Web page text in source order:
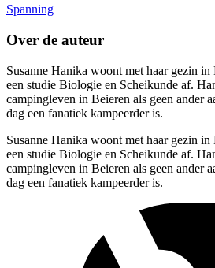
Spanning
Over de auteur
Susanne Hanika woont met haar gezin in
een studie Biologie en Scheikunde af.
campingleven in Beieren als geen ander
dag een fanatiek kampeerder is.
Susanne Hanika woont met haar gezin in
een studie Biologie en Scheikunde af.
campingleven in Beieren als geen ander
dag een fanatiek kampeerder is.